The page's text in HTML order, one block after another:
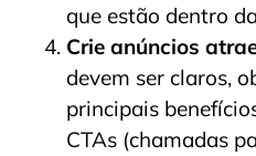
que estão dentro
Crie anúncios
devem ser claros,
principais
CTAs (chamadas